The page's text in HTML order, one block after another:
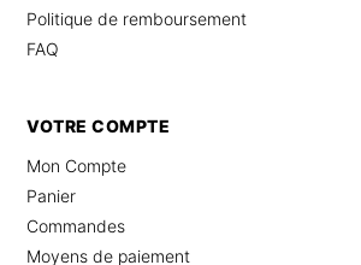
Politique de remboursement
FAQ
VOTRE COMPTE
Mon Compte
Panier
Commandes
Moyens de paiement